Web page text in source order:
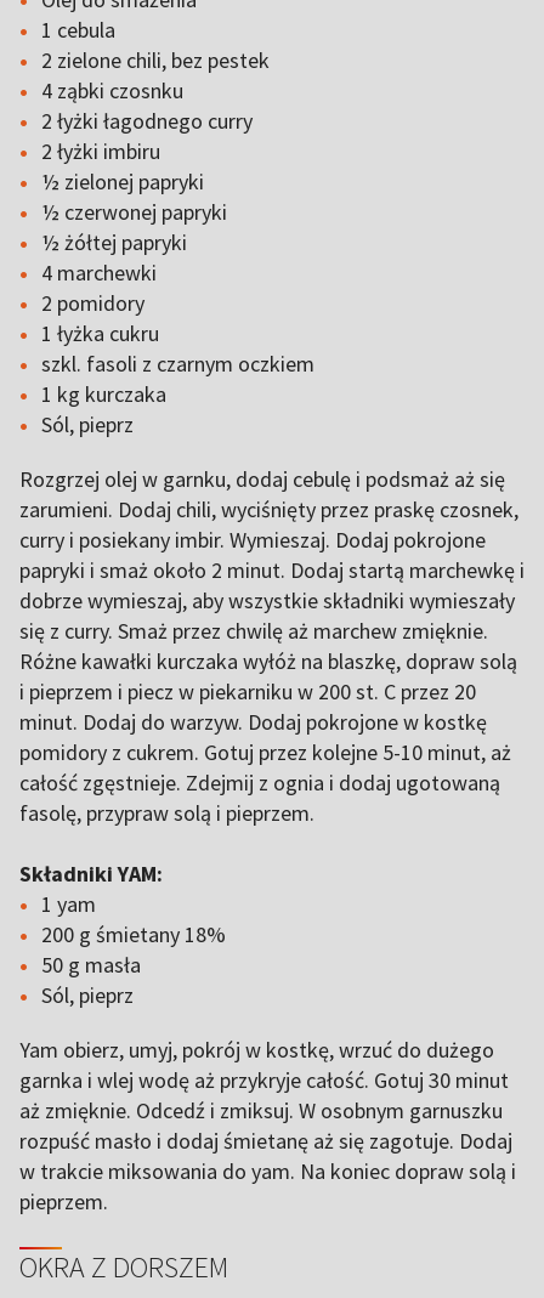
1 cebula
2 zielone chili, bez pestek
4 ząbki czosnku
2 łyżki łagodnego curry
2 łyżki imbiru
½ zielonej papryki
½ czerwonej papryki
½ żółtej papryki
4 marchewki
2 pomidory
1 łyżka cukru
szkl. fasoli z czarnym oczkiem
1 kg kurczaka
Sól, pieprz
Rozgrzej olej w garnku, dodaj cebulę i podsmaż aż się
zarumieni. Dodaj chili, wyciśnięty przez praskę czosnek,
curry i posiekany imbir. Wymieszaj. Dodaj pokrojone
papryki i smaż około 2 minut. Dodaj startą marchewkę i
dobrze wymieszaj, aby wszystkie składniki wymieszały
się z curry. Smaż przez chwilę aż marchew zmięknie.
Różne kawałki kurczaka wyłóż na blaszkę, dopraw solą
i pieprzem i piecz w piekarniku w 200 st. C przez 20
minut. Dodaj do warzyw. Dodaj pokrojone w kostkę
pomidory z cukrem. Gotuj przez kolejne 5-10 minut, aż
całość zgęstnieje. Zdejmij z ognia i dodaj ugotowaną
fasolę, przypraw solą i pieprzem.
Składniki YAM:
1 yam
200 g śmietany 18%
50 g masła
Sól, pieprz
Yam obierz, umyj, pokrój w kostkę, wrzuć do dużego
garnka i wlej wodę aż przykryje całość. Gotuj 30 minut
aż zmięknie. Odcedź i zmiksuj. W osobnym garnuszku
rozpuść masło i dodaj śmietanę aż się zagotuje. Dodaj
w trakcie miksowania do yam. Na koniec dopraw solą i
pieprzem.
OKRA Z DORSZEM